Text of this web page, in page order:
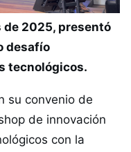
de 2025, presentó
desafío
tecnológicos.
su convenio de
de innovación
con la